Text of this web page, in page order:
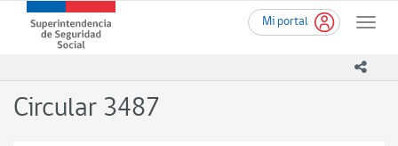
contenido
Mi portal
Toggle
Superintendencia
de
-
Circular 3487